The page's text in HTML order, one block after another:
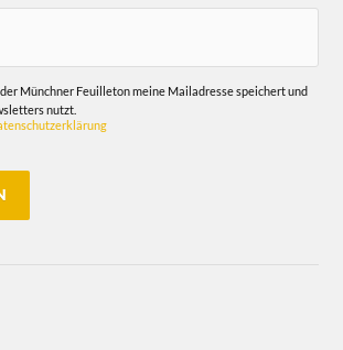
Münchner Feuilleton meine Mailadresse speichert und
nutzt.